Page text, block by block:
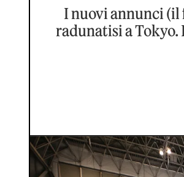
I nuovi annunci (il
radunatisi a